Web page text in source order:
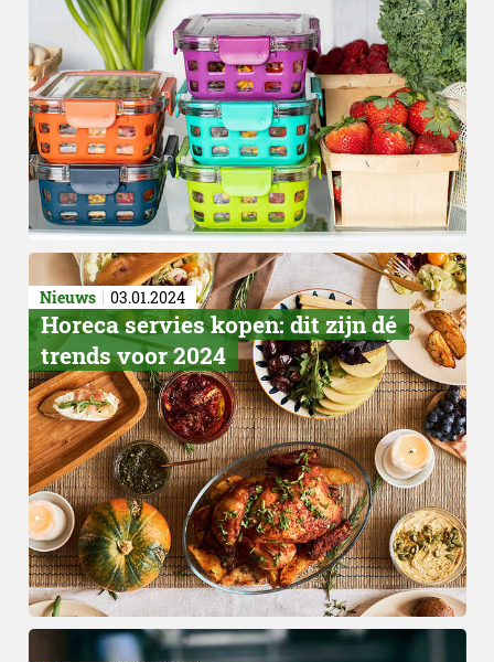
Nieuwe selectie
Diversiteit
Nieuws 03.01.2024
​Horeca servies kopen: dit zijn dé
trends voor 2024